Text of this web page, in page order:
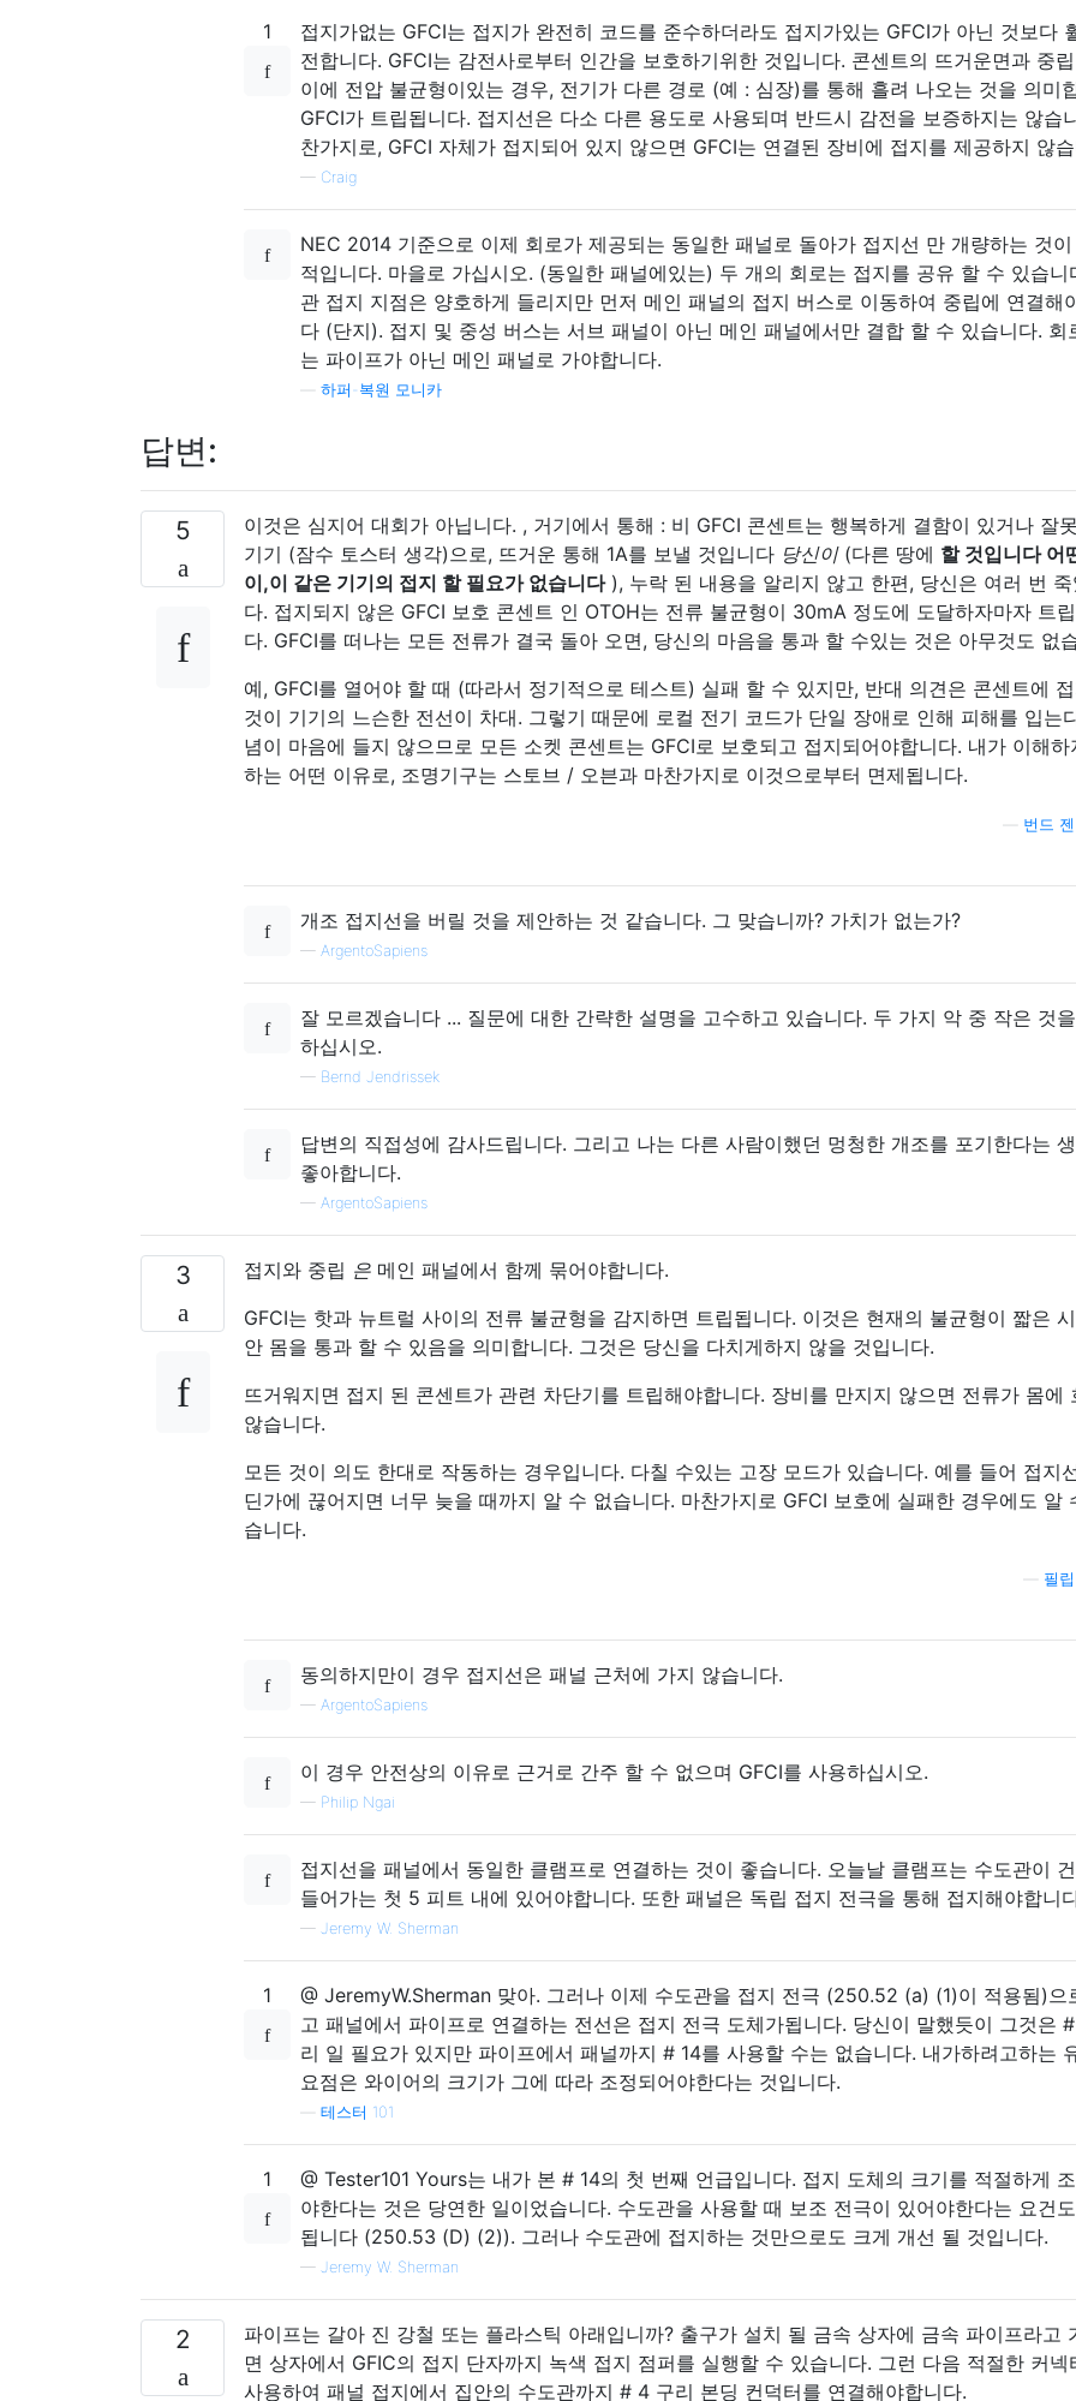
1
접지가없는 GFCI는 접지가 완전히 코드를 준수하더라도 접지가있는 GFCI가 아닌 것보다
전합니다. GFCI는 감전사로부터 인간을 보호하기위한 것입니다. 콘센트의 뜨거운면과 중
이에 전압 불균형이있는 경우, 전기가 다른 경로 (예 : 심장)를 통해 흘려 나오는 것을 의미
GFCI가 트립됩니다. 접지선은 다소 다른 용도로 사용되며 반드시 감전을 보증하지는 않습
찬가지로, GFCI 자체가 접지되어 있지 않으면 GFCI는 연결된 장비에 접지를 제공하지 않
— Craig
NEC 2014 기준으로 이제 회로가 제공되는 동일한 패널로 돌아가 접지선 만 개량하는 것이
적입니다. 마을로 가십시오. (동일한 패널에있는) 두 개의 회로는 접지를 공유 할 수 있습니
관 접지 지점은 양호하게 들리지만 먼저 메인 패널의 접지 버스로 이동하여 중립에 연결해
다 (단지). 접지 및 중성 버스는 서브 패널이 아닌 메인 패널에서만 결합 할 수 있습니다. 회
는 파이프가 아닌 메인 패널로 가야합니다.
하퍼-복원 모니카
답변:
5
이것은 심지어 대회가 아닙니다. , 거기에서 통해 : 비 GFCI 콘센트는 행복하게 결함이 있거나 잘
기기 (잠수 토스터 생각)으로, 뜨거운 통해 1A를 보낼 것입니다 당신이(다른 땅에 할 것입니다 어
이,이 같은 기기의 접지 할 필요가 없습니다), 누락 된 내용을 알리지 않고 한편, 당신은 여러 번 죽
다. 접지되지 않은 GFCI 보호 콘센트 인 OTOH는 전류 불균형이 30mA 정도에 도달하자마자 트
다. GFCI를 떠나는 모든 전류가 결국 돌아 오면, 당신의 마음을 통과 할 수있는 것은 아무것도 없
예, GFCI를 열어야 할 때 (따라서 정기적으로 테스트) 실패 할 수 있지만, 반대 의견은 콘센트에
것이 기기의 느슨한 전선이 차대. 그렇기 때문에 로컬 전기 코드가 단일 장애로 인해 피해를 입는
념이 마음에 들지 않으므로 모든 소켓 콘센트는 GFCI로 보호되고 접지되어야합니다. 내가 이해하
하는 어떤 이유로, 조명기구는 스토브 / 오븐과 마찬가지로 이것으로부터 면제됩니다.
번드
개조 접지선을 버릴 것을 제안하는 것 같습니다. 그 맞습니까? 가치가 없는가?
— ArgentoSapiens
잘 모르겠습니다 ... 질문에 대한 간략한 설명을 고수하고 있습니다. 두 가지 악 중 작은 것
하십시오.
— Bernd Jendrissek
답변의 직접성에 감사드립니다. 그리고 나는 다른 사람이했던 멍청한 개조를 포기한다는
좋아합니다.
— ArgentoSapiens
3 접지와 중립 은 메인 패널에서 함께 묶어야합니다.
GFCI는 핫과 뉴트럴 사이의 전류 불균형을 감지하면 트립됩니다. 이것은 현재의 불균형이 짧은
안 몸을 통과 할 수 있음을 의미합니다. 그것은 당신을 다치게하지 않을 것입니다.
뜨거워지면 접지 된 콘센트가 관련 차단기를 트립해야합니다. 장비를 만지지 않으면 전류가 몸에
않습니다.
모든 것이 의도 한대로 작동하는 경우입니다. 다칠 수있는 고장 모드가 있습니다. 예를 들어 접지
딘가에 끊어지면 너무 늦을 때까지 알 수 없습니다. 마찬가지로 GFCI 보호에 실패한 경우에도 알
습니다.
필
동의하지만이 경우 접지선은 패널 근처에 가지 않습니다.
— ArgentoSapiens
이 경우 안전상의 이유로 근거로 간주 할 수 없으며 GFCI를 사용하십시오.
— Philip Ngai
접지선을 패널에서 동일한 클램프로 연결하는 것이 좋습니다. 오늘날 클램프는 수도관이
들어가는 첫 5 피트 내에 있어야합니다. 또한 패널은 독립 접지 전극을 통해 접지해야합니
— Jeremy W. Sherman
1
@ JeremyW.Sherman 맞아. 그러나 이제 수도관을 접지 전극 (250.52 (a) (1)이 적용됨)으
고 패널에서 파이프로 연결하는 전선은 접지 전극 도체가됩니다. 당신이 말했듯이 그것은
리 일 필요가 있지만 파이프에서 패널까지 # 14를 사용할 수는 없습니다. 내가하려고하는
요점은 와이어의 크기가 그에 따라 조정되어야한다는 것입니다.
테스터 101
1
@ Tester101 Yours는 내가 본 # 14의 첫 번째 언급입니다. 접지 도체의 크기를 적절하게
야한다는 것은 당연한 일이었습니다. 수도관을 사용할 때 보조 전극이 있어야한다는 요건
됩니다 (250.53 (D) (2)). 그러나 수도관에 접지하는 것만으로도 크게 개선 될 것입니다.
— Jeremy W. Sherman
2
파이프는 갈아 진 강철 또는 플라스틱 아래입니까? 출구가 설치 될 금속 상자에 금속 파이프라고
면 상자에서 GFIC의 접지 단자까지 녹색 접지 점퍼를 실행할 수 있습니다. 그런 다음 적절한 커넥
사용하여 패널 접지에서 집안의 수도관까지 # 4 구리 본딩 컨덕터를 연결해야합니다.